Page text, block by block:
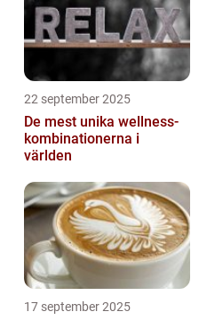
22 september 2025
De mest unika wellness-
kombinationerna i
världen
17 september 2025